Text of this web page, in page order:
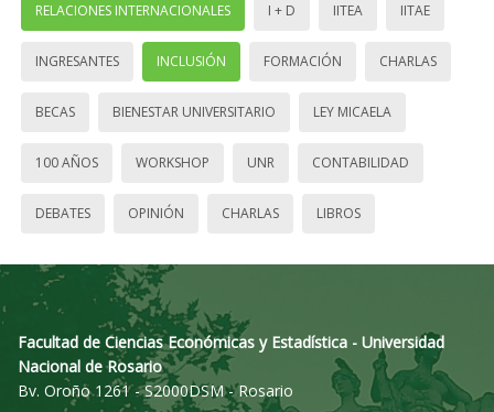
RELACIONES INTERNACIONALES I + D IITEA IITAE
INGRESANTES INCLUSIÓN FORMACIÓN CHARLAS
BECAS BIENESTAR UNIVERSITARIO LEY MICAELA
100 AÑOS WORKSHOP UNR CONTABILIDAD
DEBATES OPINIÓN CHARLAS LIBROS
Facultad de Ciencias Económicas y Estadística - Universidad
Nacional de Rosario
Bv. Oroño 1261 - S2000DSM - Rosario